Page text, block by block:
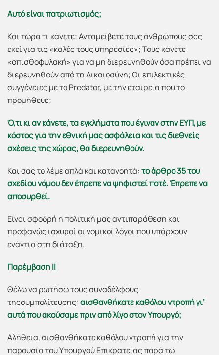
Αυτό είναι πατριωτισμός;
Και τώρα τι κάνετε; Ανταμείβετε τους ανθρώπους σας
εκεί για τις «καλές τους υπηρεσίες»; Τους κάνετε
«οπισθοφυλακή» για να μη διερευνηθούν όσα πρέπει να
διερευνηθούν από τη Δικαιοσύνη; Οι επιλεκτικές
συγγένειες με το Predator, με την εταιρεία που το
προμήθευε;
Ό,τι κι αν κάνετε, τα εγκλήματα που έγιναν στην ΕΥΠ, με
κόστος για την εθνική μας ασφάλεια και τις διεθνείς
σχέσεις της χώρας, θα διερευνηθούν.
Και σας το λέμε απλά και κατανοητά:το άρθρο 35 του
σχεδίου νόμου δεν έπρεπε να ψηφιστεί ποτέ. Έπρεπε να
αποσυρθεί.
Είναι σφοδρή η πολιτική μας αντιπαράθεση και
προφανώς ισχυροί οι νομικοί λόγοι που υπάρχουν
ενάντια στη διάταξη.
Παρέμβαση ΙΙ
Θέλω να ρωτήσω τους συναδέλφους
τηςσυμπολίτευσης:αισθανθήκατε καθόλου ντροπή γι’
αυτά που ακούσαμε πριν από λίγο στον Υπουργό;
Αλήθεια, αισθανθήκατε καθόλου ντροπή για την
παρουσία του Υπουργού Επικρατείας παρά τω